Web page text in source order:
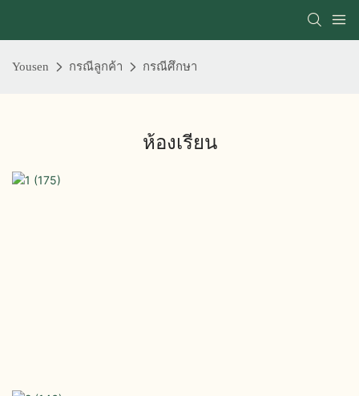
Yousen กรณีลูกค้า กรณีศึกษา
ห้องเรียน